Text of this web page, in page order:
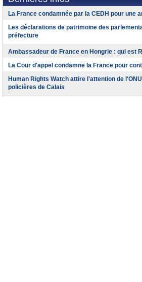
La France condamnée par la CEDH pour une
Les déclarations de patrimoine des
préfecture
Ambassadeur de France en Hongrie : qui est
La Cour d'appel condamne la France pour
Human Rights Watch attire l'attention de
policières de Calais